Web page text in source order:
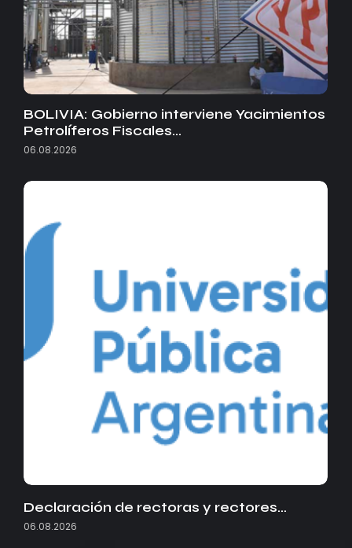
BOLIVIA: Gobierno interviene Yacimientos
Petrolíferos Fiscales…
06.08.2026
Declaración de rectoras y rectores…
06.08.2026